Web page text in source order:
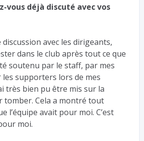
vous déjà discuté avec vos
discussion avec les dirigeants,
dans le club après tout ce que
soutenu par le staff, par mes
supporters lors de mes
très bien pu être mis sur la
tomber. Cela a montré tout
l’équipe avait pour moi. C’est
moi.